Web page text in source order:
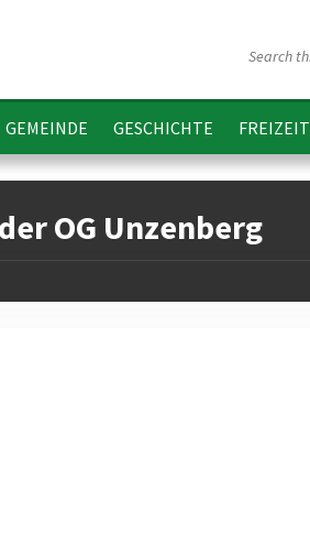
GEMEINDE GESCHICHTE FREIZEIT
OG Unzenberg